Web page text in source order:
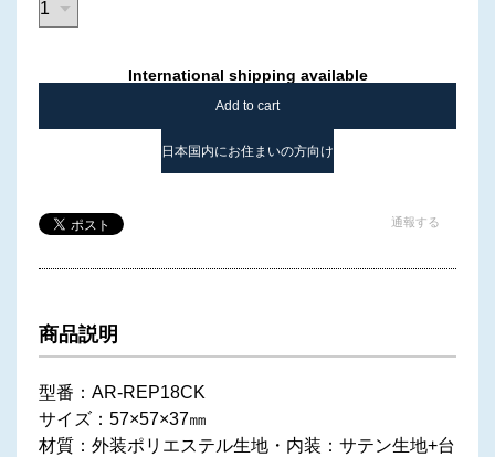
International shipping available
Add to cart
日本国内にお住まいの方向け
通報する
商品説明
型番：AR-REP18CK
サイズ：57×57×37㎜
材質：外装ポリエステル生地・内装：サテン生地+台